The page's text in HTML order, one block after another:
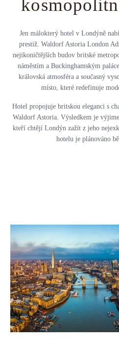
Jen málokterý hotel v Londýně
prestiž. Waldorf Astoria London
nejikoničtějších budov britské
náměstím a Buckinghamským
královská atmosféra a současný
místo, které redefinuje
Hotel propojuje britskou eleganci s
Waldorf Astoria. Výsledkem je
kteří chtějí Londýn zažít z jeho
hotelu je plánováno